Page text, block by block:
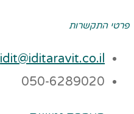
פרטי התקשרות
idit@iditaravit.co.il
050-6289020